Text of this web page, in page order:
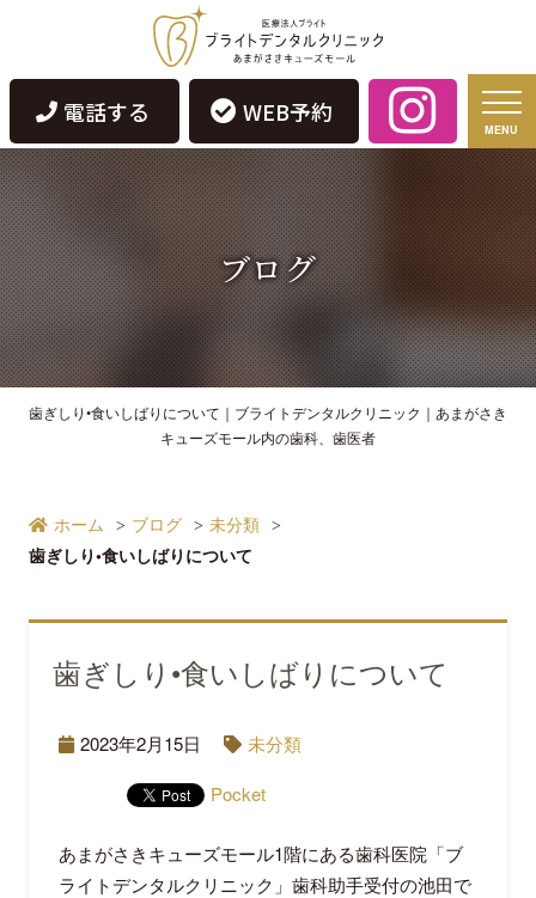
電話する WEB予約
MENU
ブログ
歯ぎしり•食いしばりについて｜ブライトデンタルクリニック｜あまがさき
キューズモール内の歯科、歯医者
ホーム ブログ
未分類
歯ぎしり•食いしばりについて
歯ぎしり•食いしばりについて
2023年2月15日
未分類
Pocket
あまがさきキューズモール1階にある歯科医院「ブ
ライトデンタルクリニック」歯科助手受付の池田で